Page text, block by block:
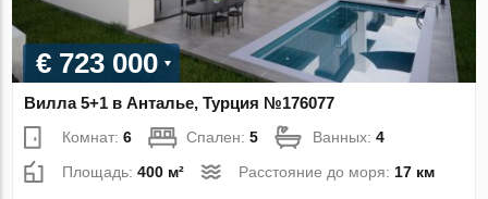
€ 723 000
Вилла 5+1 в Анталье, Турция №176077
Комнат:6 Спален:5 Ванных:4
Площадь:400 м² Расстояние до моря:17 км